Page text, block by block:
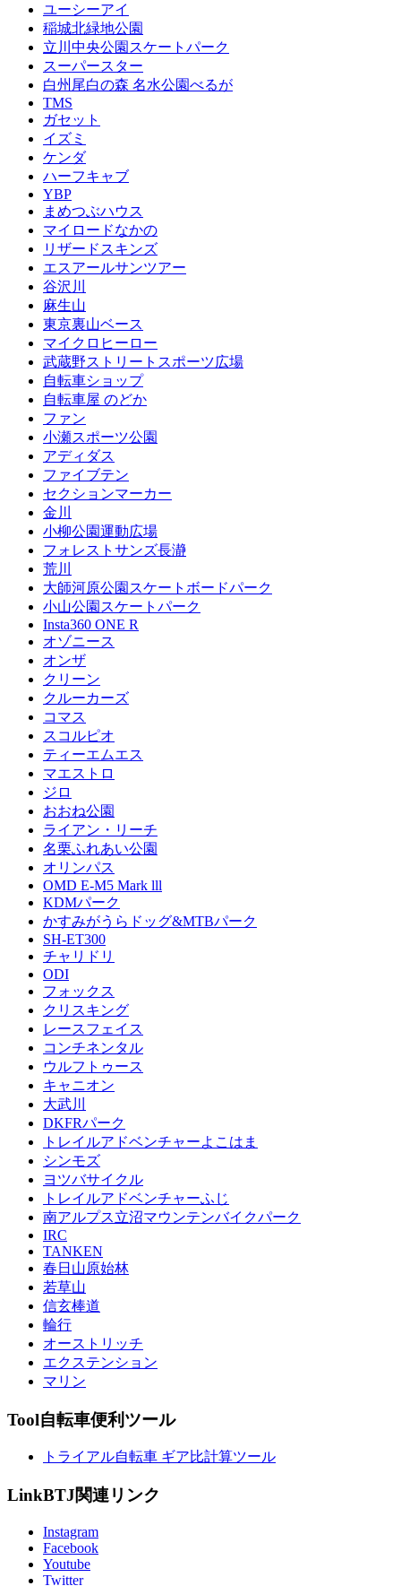
ユーシーアイ
稲城北緑地公園
立川中央公園スケートパーク
スーパースター
白州尾白の森 名水公園べるが
TMS
ガセット
イズミ
ケンダ
ハーフキャブ
YBP
まめつぶハウス
マイロードなかの
リザードスキンズ
エスアールサンツアー
谷沢川
麻生山
東京裏山ベース
マイクロヒーロー
武蔵野ストリートスポーツ広場
自転車ショップ
自転車屋 のどか
ファン
小瀬スポーツ公園
アディダス
ファイブテン
セクションマーカー
金川
小柳公園運動広場
フォレストサンズ長瀞
荒川
大師河原公園スケートボードパーク
小山公園スケートパーク
Insta360 ONE R
オゾニース
オンザ
クリーン
クルーカーズ
コマス
スコルピオ
ティーエムエス
マエストロ
ジロ
おおね公園
ライアン・リーチ
名栗ふれあい公園
オリンパス
OMD E-M5 Mark lll
KDMパーク
かすみがうらドッグ&MTBパーク
SH-ET300
チャリドリ
ODI
フォックス
クリスキング
レースフェイス
コンチネンタル
ウルフトゥース
キャニオン
大武川
DKFRパーク
トレイルアドベンチャーよこはま
シンモズ
ヨツバサイクル
トレイルアドベンチャーふじ
南アルプス立沼マウンテンバイクパーク
IRC
TANKEN
春日山原始林
若草山
信玄棒道
輪行
オーストリッチ
エクステンション
マリン
Tool自転車便利ツール
トライアル自転車 ギア比計算ツール
LinkBTJ関連リンク
Instagram
Facebook
Youtube
Twitter